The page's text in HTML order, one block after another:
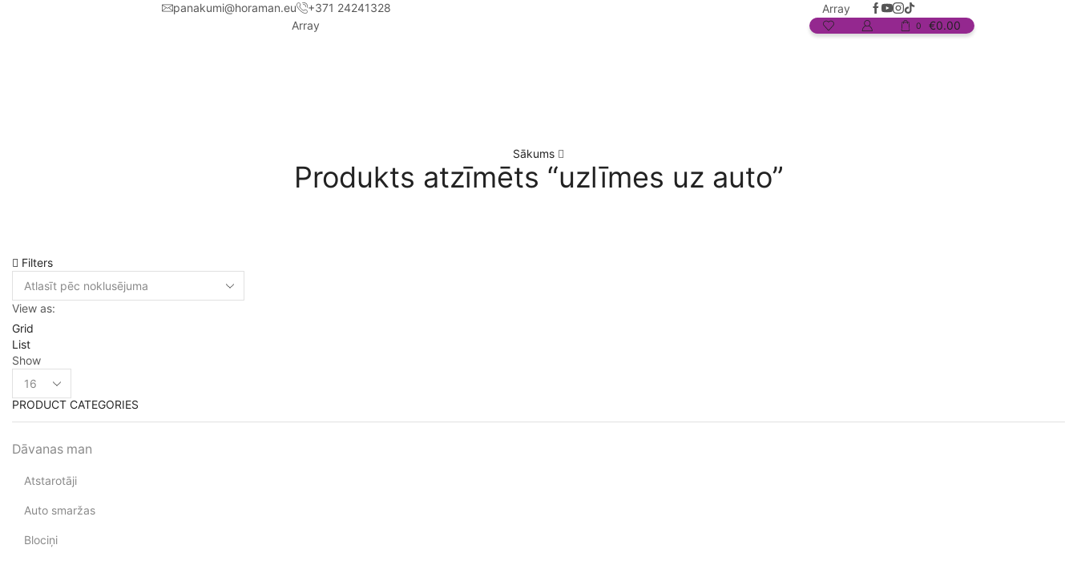
panakumi@horaman.eu +371 24241328
Array
Array
0 €0.00
Sākums
Produkts atzīmēts “uzlīmes uz auto”
Filters
View as:
Grid
List
Show
PRODUCT CATEGORIES
Dāvanas man
Atstarotāji
Auto smaržas
Blociņi